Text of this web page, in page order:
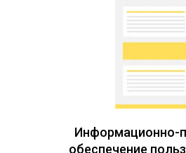
Информационно-
обеспечение